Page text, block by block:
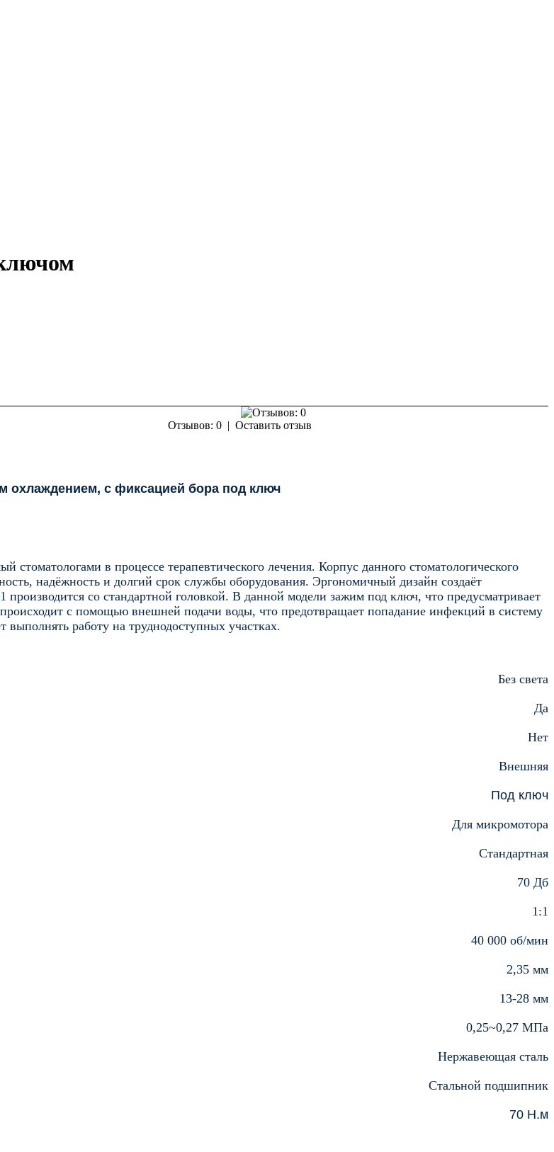
Отзывов: 0 | Оставить отзыв
охлаждением, с фиксацией бора под ключ
стоматологами в процессе терапевтического лечения. Корпус данного стоматологического
надёжность и долгий срок службы оборудования. Эргономичный дизайн создаёт
производится со стандартной головкой. В данной модели зажим под ключ, что предусматривает
с помощью внешней подачи воды, что предотвращает попадание инфекций в систему
выполнять работу на труднодоступных участках.
Без света
Да
Нет
Внешняя
Под ключ
Для микромотора
Стандартная
70 Дб
1:1
40 000 об/мин
2,35 мм
13-28 мм
0,25~0,27 МПа
Нержавеющая сталь
Стальной подшипник
70 Н.м